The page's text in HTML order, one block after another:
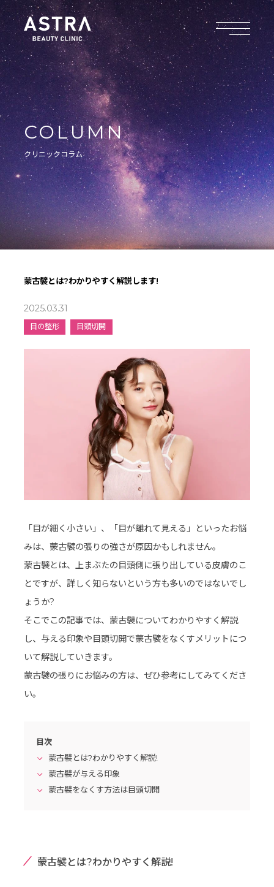
COLUMN
クリニックコラム
蒙古襞とは?わかりやすく解説します!
2025.03.31
目の整形 目頭切開
「目が細く小さい」、「目が離れて見える」といったお悩
みは、蒙古襞の張りの強さが原因かもしれません。
蒙古襞とは、上まぶたの目頭側に張り出している皮膚のこ
とですが、詳しく知らないという方も多いのではないでし
ょうか?
そこでこの記事では、蒙古襞についてわかりやすく解説
し、与える印象や目頭切開で蒙古襞をなくすメリットにつ
いて解説していきます。
蒙古襞の張りにお悩みの方は、ぜひ参考にしてみてくださ
い。
目次
蒙古襞とは?わかりやすく解説!
蒙古襞が与える印象
蒙古襞をなくす方法は目頭切開
蒙古襞とは?わかりやすく解説!